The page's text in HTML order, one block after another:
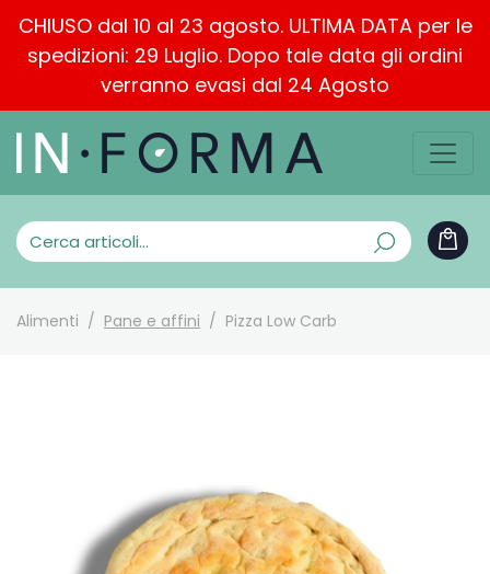
CHIUSO dal 10 al 23 agosto. ULTIMA DATA per le
spedizioni: 29 Luglio. Dopo tale data gli ordini
verranno evasi dal 24 Agosto
Alimenti Pane e affini Pizza Low Carb